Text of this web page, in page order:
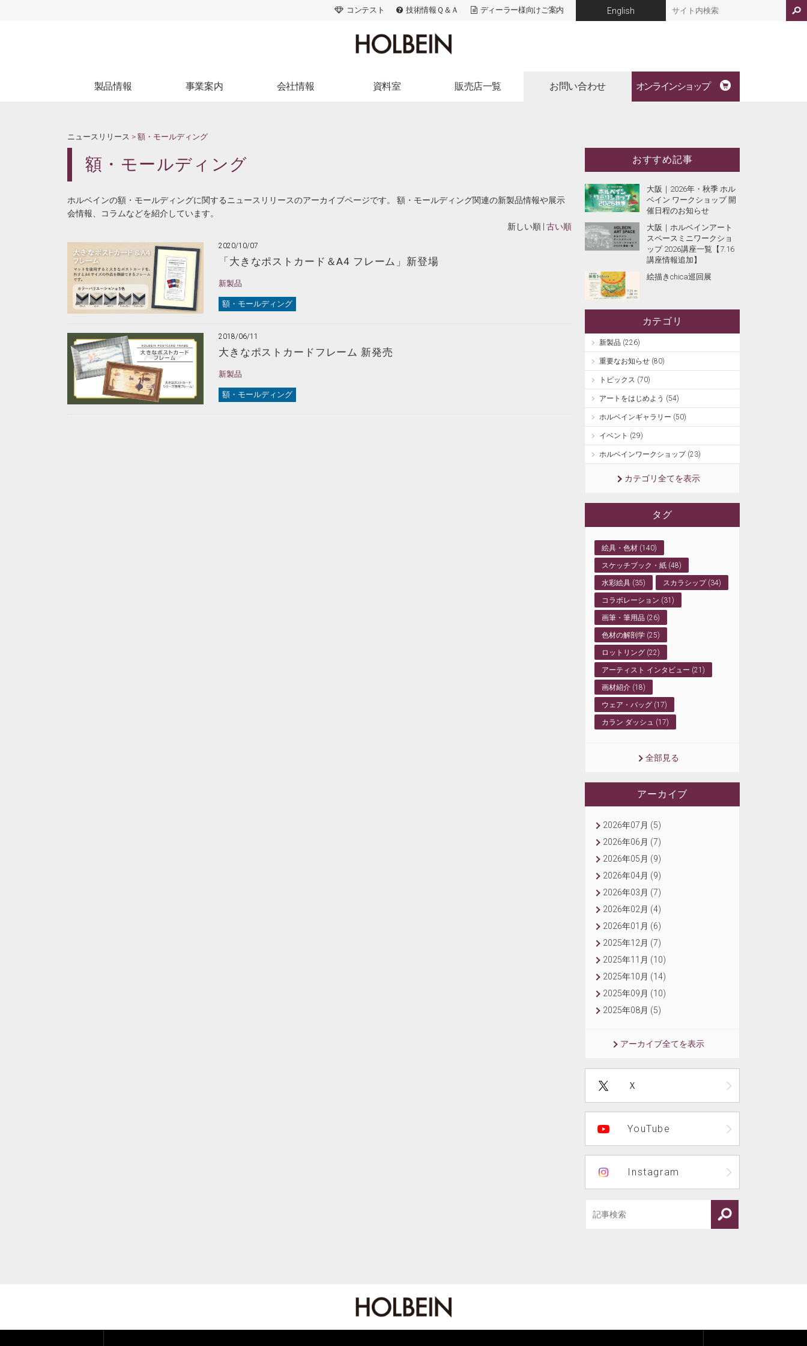
コンテスト 技術情報Ｑ＆Ａ ディーラー様向けご案内 English
製品情報
WEBカタログ
事業案内
試験受託
会社情報 資料室
ACRYLART
販売店一覧
九州・沖縄
お問い合わせ オンラインショップ
ニュースリリース > 額・モールディング
額・モールディング
ホルベインの額・モールディングに関するニュースリリースのアーカイブページです。 額・モールディング関連の新製品情報や展示
会情報、コラムなどを紹介しています。
新しい順 | 古い順
2020/10/07
「大きなポストカード＆A4 フレーム」新登場
新製品
額・モールディング
2018/06/11
大きなポストカードフレーム 新発売
新製品
額・モールディング
おすすめ記事
大阪｜2026年・秋季 ホル
ベイン ワークショップ 開
催日程のお知らせ
大阪｜ホルベインアート
スペースミニワークショ
ップ 2026講座一覧【7.16
講座情報追加】
絵描きchica巡回展
カテゴリ
新製品 (226)
重要なお知らせ (80)
トピックス (70)
アートをはじめよう (54)
ホルベインギャラリー (50)
イベント (29)
ホルベインワークショップ (23)
カテゴリ全てを表示
タグ
絵具・色材 (140)
スケッチブック・紙 (48)
水彩絵具 (35) スカラシップ (34)
コラボレーション (31)
画筆・筆用品 (26)
色材の解剖学 (25)
ロットリング (22)
アーティスト インタビュー (21)
画材紹介 (18)
ウェア・バッグ (17)
カラン ダッシュ (17)
全部見る
アーカイブ
2026年07月 (5)
2026年06月 (7)
2026年05月 (9)
2026年04月 (9)
2026年03月 (7)
2026年02月 (4)
2026年01月 (6)
2025年12月 (7)
2025年11月 (10)
2025年10月 (14)
2025年09月 (10)
2025年08月 (5)
アーカイブ全てを表示
Ｘ
YouTube
Instagram